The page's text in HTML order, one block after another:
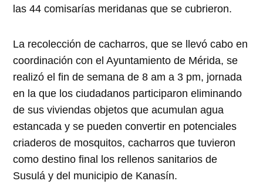
las 44 comisarías meridanas que se cubrieron.
La recolección de cacharros, que se llevó cabo en
coordinación con el Ayuntamiento de Mérida, se
realizó el fin de semana de 8 am a 3 pm, jornada
en la que los ciudadanos participaron eliminando
de sus viviendas objetos que acumulan agua
estancada y se pueden convertir en potenciales
criaderos de mosquitos, cacharros que tuvieron
como destino final los rellenos sanitarios de
Susulá y del municipio de Kanasín.